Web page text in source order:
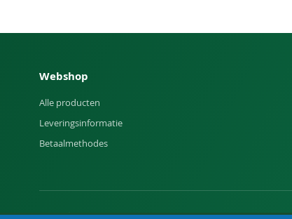
Webshop
Alle producten
Leveringsinformatie
Betaalmethodes